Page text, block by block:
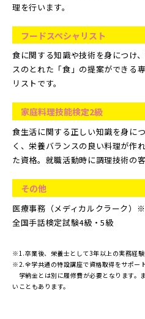
理を行います。
フードスペシャリスト
食に関する知識や技術を身につけ
スのとれた「食」の提案ができる
リストです。
家庭料理技能検定2級
食生活に関する正しい知識を身に
く、栄養バランスの良い料理が作
た資格。就職活動時に調理技術の
その他
医療事務（メディカルクラーク）
全国手話検定試験4級・5級
※1.卒業後、栄養士として3年以上の実務経
※2.全学共通の特設講座で資格取得をサポート
学納金とは別に履修費が必要となります。
いこともあります。